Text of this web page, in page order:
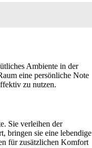
Ambiente in der
eine persönliche Note
zu nutzen.
Sie verleihen der
bringen sie eine lebendige
für zusätzlichen Komfort